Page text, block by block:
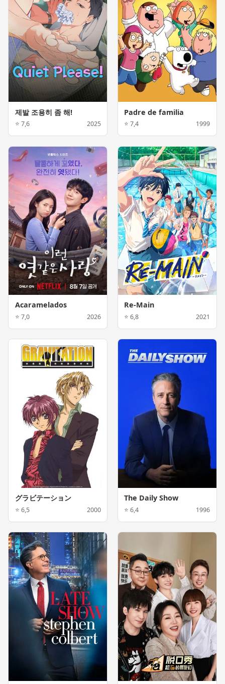
제발 조용히 좀 해!
⭐ 7,6 2025
Padre de familia
⭐ 7,4 1999
Acaramelados
⭐ 7,0 2026
Re-Main
⭐ 6,8 2021
グラビテーション
⭐ 6,5 2000
The Daily Show
⭐ 6,4 1996